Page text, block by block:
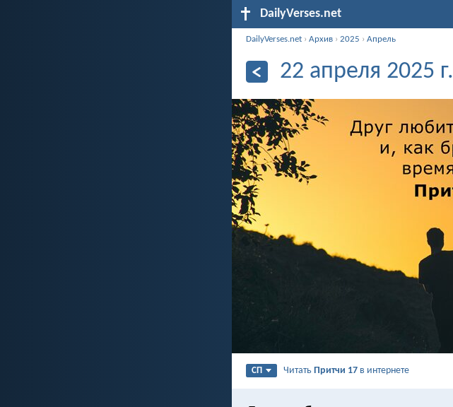
DailyVerses.net
DailyVerses.net ›Архив ›2025 ›Апрель
22 апреля 2025 г.
СП ЧитатьПритчи 17 в интернете